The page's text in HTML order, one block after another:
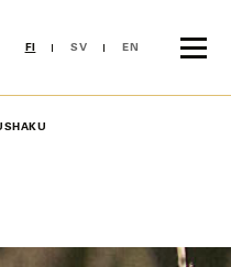
FI SV EN